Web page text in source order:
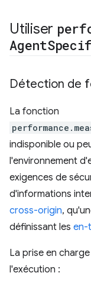
Utiliser
Agent
Détection de
La fonction
indisponible ou
l'environnement
exigences de
d'informations
cross-origin,
définissant les en-
La prise en
l'exécution :